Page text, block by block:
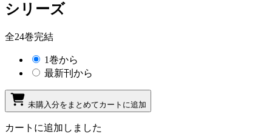
シリーズ
全24巻完結
1巻から
最新刊から
未購入分をまとめてカートに追加
カートに追加しました